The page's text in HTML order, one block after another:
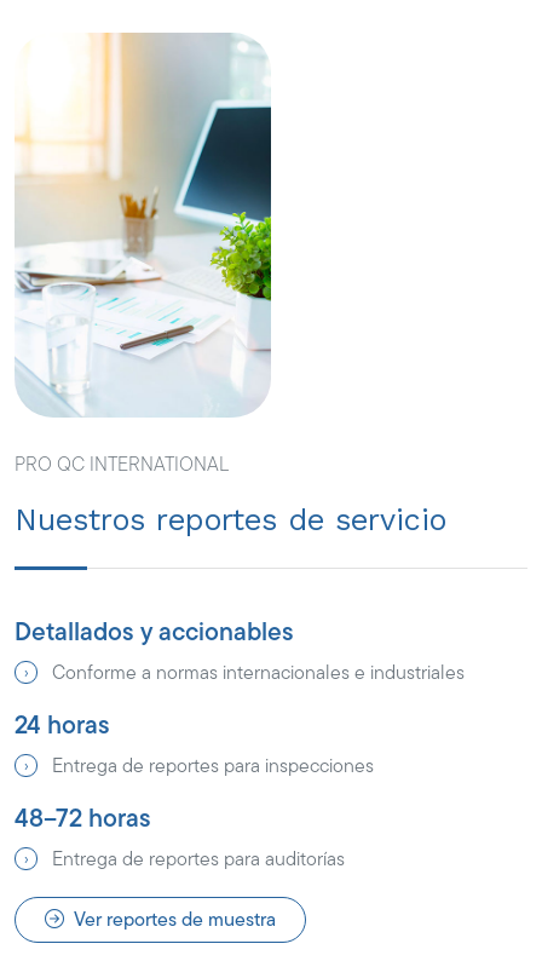
PRO QC INTERNATIONAL
Nuestros reportes de servicio
Detallados y accionables
Conforme a normas internacionales e industriales
24 horas
Entrega de reportes para inspecciones
48–72 horas
Entrega de reportes para auditorías
Ver reportes de muestra